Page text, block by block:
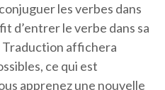
les verbes dans
d’entrer le verbe dans sa
affichera
ce qui est
apprenez une nouvelle